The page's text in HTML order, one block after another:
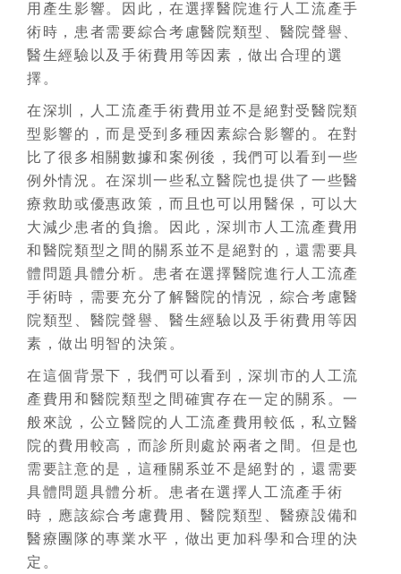
用產生影響。因此，在選擇醫院進行人工流產手
術時，患者需要綜合考慮醫院類型、醫院聲譽、
醫生經驗以及手術費用等因素，做出合理的選
擇。
在深圳，人工流產手術費用並不是絕對受醫院類
型影響的，而是受到多種因素綜合影響的。在對
比了很多相關數據和案例後，我們可以看到一些
例外情況。在深圳一些私立醫院也提供了一些醫
療救助或優惠政策，而且也可以用醫保，可以大
大減少患者的負擔。因此，深圳市人工流產費用
和醫院類型之間的關系並不是絕對的，還需要具
體問題具體分析。患者在選擇醫院進行人工流產
手術時，需要充分了解醫院的情況，綜合考慮醫
院類型、醫院聲譽、醫生經驗以及手術費用等因
素，做出明智的決策。
在這個背景下，我們可以看到，深圳市的人工流
產費用和醫院類型之間確實存在一定的關系。一
般來說，公立醫院的人工流產費用較低，私立醫
院的費用較高，而診所則處於兩者之間。但是也
需要註意的是，這種關系並不是絕對的，還需要
具體問題具體分析。患者在選擇人工流產手術
時，應該綜合考慮費用、醫院類型、醫療設備和
醫療團隊的專業水平，做出更加科學和合理的決
定。